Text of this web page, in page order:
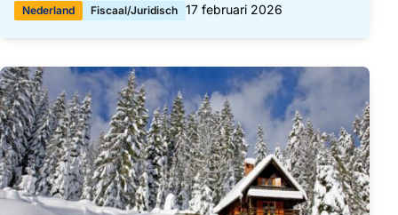
Nederland Fiscaal/Juridisch Gepubliceerd op:
17 februari 2026